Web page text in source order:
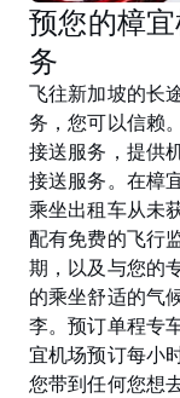
预您的樟
务
飞往新加坡的长
务，您可以信赖
接送服务，提供
接送服务。在樟
乘坐出租车从未
配有免费的飞行
期，以及与您的
的乘坐舒适的气
李。预订单程专
宜机场预订每小
您带到任何您想